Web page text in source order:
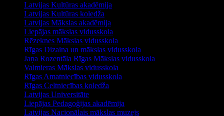
Latvijas Kultūras akadēmija
Latvijas Kultūras koledža
Latvijas Mākslas akadēmija
Liepājas mākslas vidusskola
Rēzeknes Mākslas vidusskola
Rīgas Dizaina un mākslas vidusskola
Jaņa Rozentāla Rīgas Mākslas vidusskola
Valmieras Mākslas vidusskola
Rīgas Amatniecības vidusskola
Rīgas Celtniecības koledža
Latvijas Universitāte
Liepājas Pedagoģijas akadēmija
Latvijas Nacionālais mākslas muzejs